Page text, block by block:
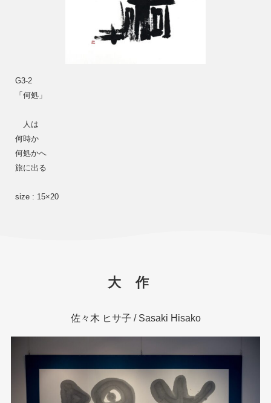
G3-2
「何処」
人は
何時か
何処かへ
旅に出る
size : 15×20
大作
佐々木 ヒサ子 / Sasaki Hisako